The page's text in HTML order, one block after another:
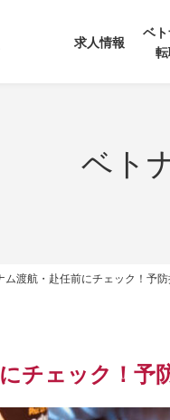
求人情報
ベ
ベト
ム渡航・赴任前にチェック！予
チェック！予